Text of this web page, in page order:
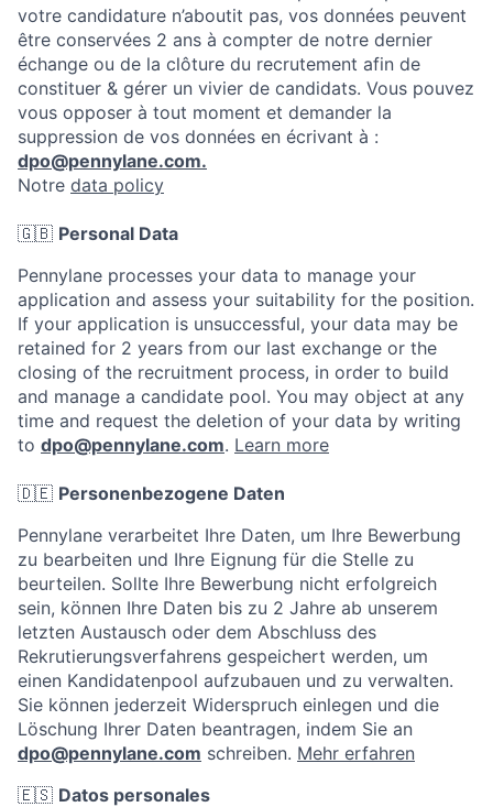
votre candidature n’aboutit pas, vos données peuvent
être conservées 2 ans à compter de notre dernier
échange ou de la clôture du recrutement afin de
constituer & gérer un vivier de candidats. Vous pouvez
vous opposer à tout moment et demander la
suppression de vos données en écrivant à :
dpo@pennylane.com.
Notre data policy
🇬🇧 Personal Data
Pennylane processes your data to manage your
application and assess your suitability for the position.
If your application is unsuccessful, your data may be
retained for 2 years from our last exchange or the
closing of the recruitment process, in order to build
and manage a candidate pool. You may object at any
time and request the deletion of your data by writing
to dpo@pennylane.com. Learn more
🇩🇪 Personenbezogene Daten
Pennylane verarbeitet Ihre Daten, um Ihre Bewerbung
zu bearbeiten und Ihre Eignung für die Stelle zu
beurteilen. Sollte Ihre Bewerbung nicht erfolgreich
sein, können Ihre Daten bis zu 2 Jahre ab unserem
letzten Austausch oder dem Abschluss des
Rekrutierungsverfahrens gespeichert werden, um
einen Kandidatenpool aufzubauen und zu verwalten.
Sie können jederzeit Widerspruch einlegen und die
Löschung Ihrer Daten beantragen, indem Sie an
dpo@pennylane.com schreiben. Mehr erfahren
🇪🇸 Datos personales